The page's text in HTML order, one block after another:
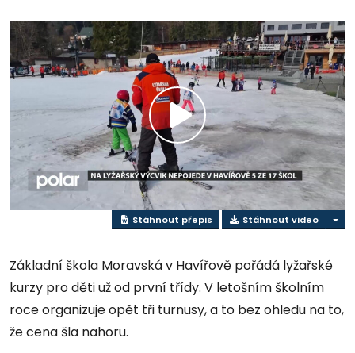
Přehrát
video
Stáhnout přepis Stáhnout video
Základní škola Moravská v Havířově pořádá lyžařské
kurzy pro děti už od první třídy. V letošním školním
roce organizuje opět tři turnusy, a to bez ohledu na to,
že cena šla nahoru.